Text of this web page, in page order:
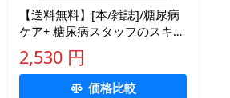
【送料無料】[本/雑誌]/糖尿病
ケア+ 糖尿病スタッフのスキル
にプラスを届ける専門誌 第20
巻5号(2023-5)/メディカ出版
2,530 円
価格比較